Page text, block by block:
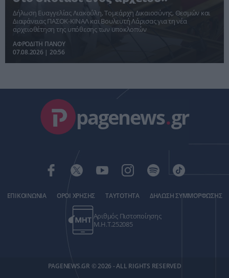
Δήλωση Ευαγγελίας Λιακούλη, Τομεάρχη Δικαιοσύνης, Θεσμών και
Διαφάνειας ΠΑΣΟΚ-ΚΙΝΑΛ και Βουλευτή Λάρισας για τη νέα
αρχειοθέτηση της υπόθεσης των υποκλοπών
ΑΦΡΟΔΙΤΗ ΠΑΝΟΥ
07.08.2026 | 20:56
pagenews.gr
ΕΠΙΚΟΙΝΩΝΙΑ ΟΡΟΙ ΧΡΗΣΗΣ ΤΑΥΤΟΤΗΤΑ ΔΗΛΩΣΗ ΣΥΜΜΟΡΦΩΣΗΣ
Αριθμός Πιστοποίησης
Μ.Η.Τ.252085
PAGENEWS.GR © 2026 - ALL RIGHTS RESERVED